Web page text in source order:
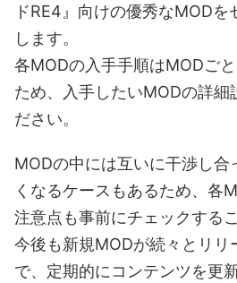
ドRE4』向けの優秀なMODを
します。
各MODの入手手順はMODご
ため、入手したいMODの詳細
ださい。
MODの中には互いに干渉し合
くなるケースもあるため、各
注意点も事前にチェックする
今後も新規MODが続々とリリ
で、定期的にコンテンツを更